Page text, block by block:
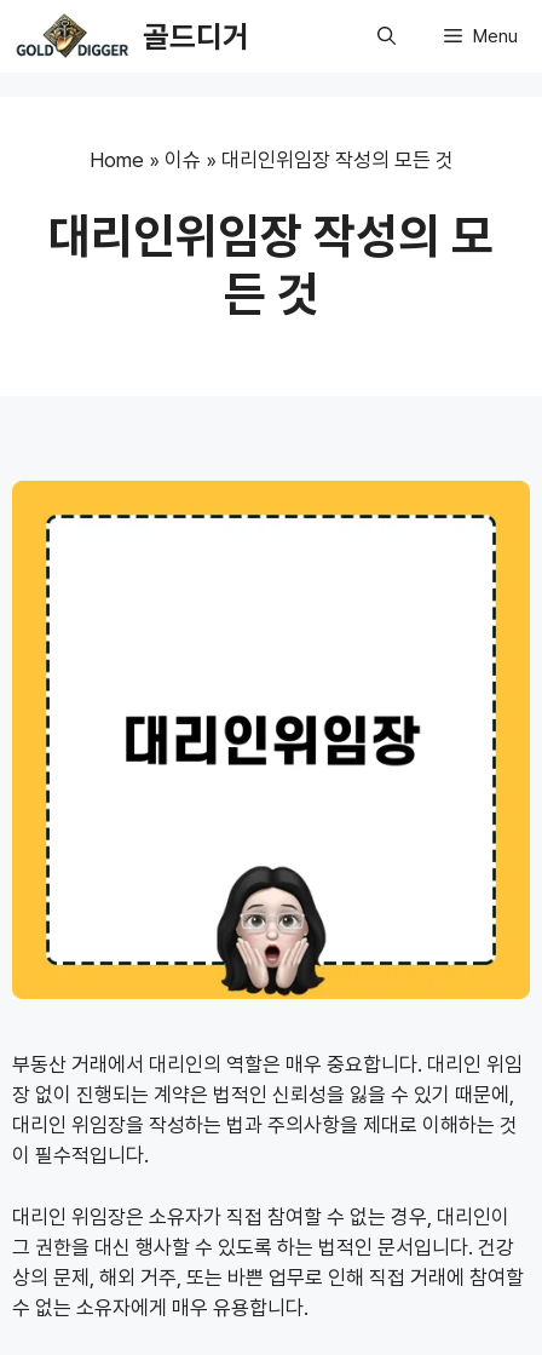
to
골드디거 Menu
Home » 이슈 » 대리인위임장 작성의 모든 것
대리인위임장 작성의 모
든 것
부동산 거래에서 대리인의 역할은 매우 중요합니다. 대리인 위임
장 없이 진행되는 계약은 법적인 신뢰성을 잃을 수 있기 때문에,
대리인 위임장을 작성하는 법과 주의사항을 제대로 이해하는 것
이 필수적입니다.
대리인 위임장은 소유자가 직접 참여할 수 없는 경우, 대리인이
그 권한을 대신 행사할 수 있도록 하는 법적인 문서입니다. 건강
상의 문제, 해외 거주, 또는 바쁜 업무로 인해 직접 거래에 참여할
수 없는 소유자에게 매우 유용합니다.